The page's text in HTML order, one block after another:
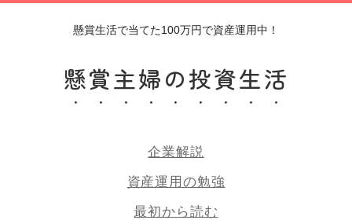
懸賞生活で当てた100万円で資産運用中！
懸賞主婦の投資生活
企業解説
資産運用の勉強
最初から読む